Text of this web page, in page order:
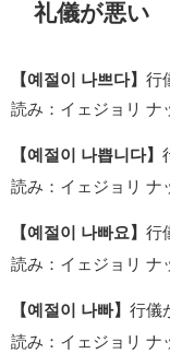
礼儀が悪い
【예절이 나쁘다】 行
読み：イェジョリ ナ
【예절이 나쁩니다】
読み：イェジョリ ナ
【예절이 나빠요】 行
読み：イェジョリ ナ
【예절이 나빠】 行儀
読み：イェジョリ ナ